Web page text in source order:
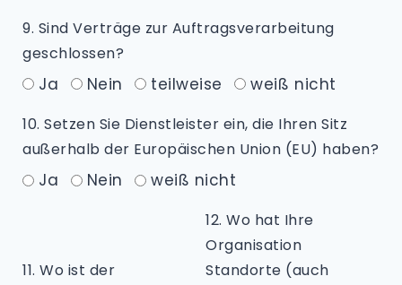
9. Sind Verträge zur Auftragsverarbeitung
geschlossen?
Ja Nein teilweise weiß nicht
10. Setzen Sie Dienstleister ein, die Ihren Sitz
außerhalb der Europäischen Union (EU) haben?
Ja Nein weiß nicht
11. Wo ist der
12. Wo hat Ihre
Organisation
Standorte (auch